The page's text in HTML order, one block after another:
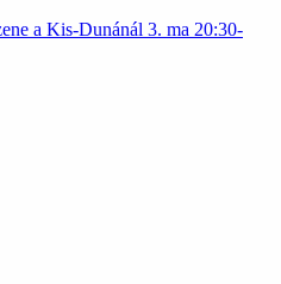
a Kis-Dunánál 3. ma 20:30-